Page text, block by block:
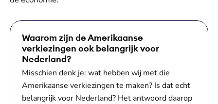
Waarom zijn de Amerikaanse
verkiezingen ook belangrijk voor
Nederland?
Misschien denk je: wat hebben wij met die
Amerikaanse verkiezingen te maken? Is dat echt
belangrijk voor Nederland? Het antwoord daarop